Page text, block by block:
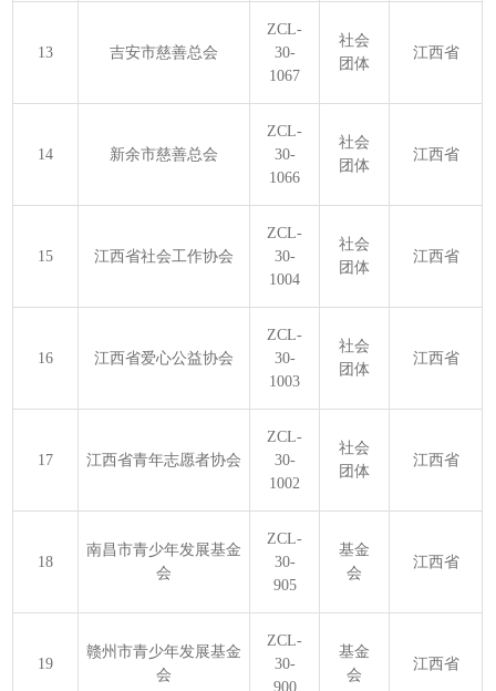
13 吉安市慈善总会
ZCL-
30-
1067
社会
团体
江西省
14 新余市慈善总会
ZCL-
30-
1066
社会
团体
江西省
15 江西省社会工作协会
ZCL-
30-
1004
社会
团体
江西省
16 江西省爱心公益协会
ZCL-
30-
1003
社会
团体
江西省
17 江西省青年志愿者协会
ZCL-
30-
1002
社会
团体
江西省
18
南昌市青少年发展基金
会
ZCL-
30-
905
基金
会
江西省
19
赣州市青少年发展基金
会
ZCL-
30-
900
基金
会
江西省